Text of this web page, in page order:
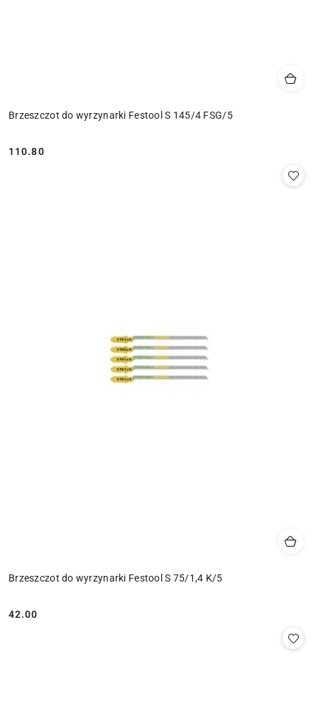
Brzeszczot do wyrzynarki Festool S 145/4 FSG/5
Cena:
110.80
Brzeszczot do wyrzynarki Festool S 75/1,4 K/5
Cena:
42.00